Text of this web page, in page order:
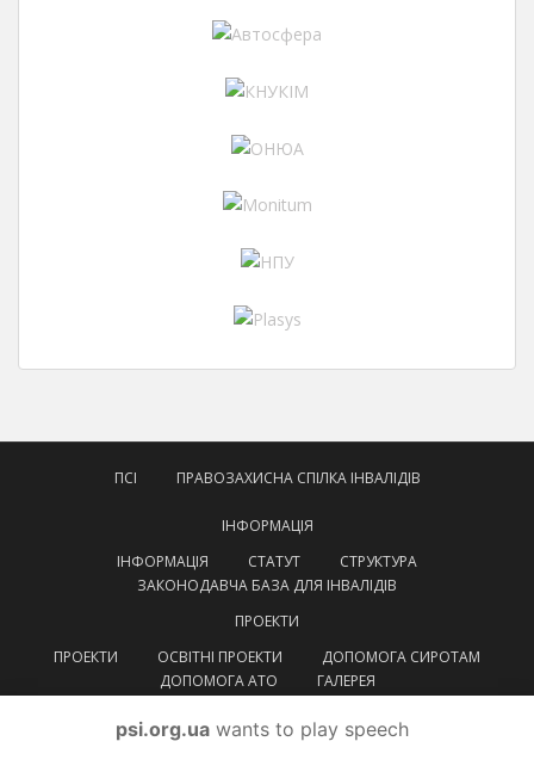
ПСІ ПРАВОЗАХИСНА СПІЛКА ІНВАЛІДІВ
ІНФОРМАЦІЯ
ІНФОРМАЦІЯ
СТАТУТ
СТРУКТУРА
ЗАКОНОДАВЧА БАЗА ДЛЯ ІНВАЛІДІВ
ПРОЕКТИ
ПРОЕКТИ
ОСВІТНІ ПРОЕКТИ
ДОПОМОГА СИРОТАМ
ДОПОМОГА АТО
ГАЛЕРЕЯ
psi.org.ua wants to play speech